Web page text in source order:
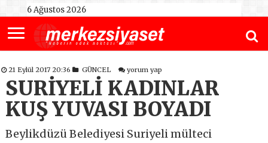
6 Ağustos 2026
21 Eylül 2017 20:36 GÜNCEL yorum yap
SURİYELİ KADINLAR
KUŞ YUVASI BOYADI
Beylikdüzü Belediyesi Suriyeli mülteci